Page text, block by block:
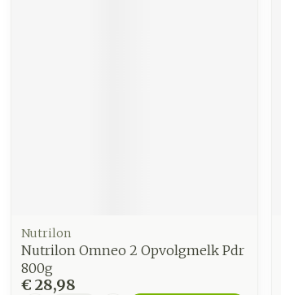
Nutrilon
Nutrilon Omneo 2 Opvolgmelk Pdr
800g
€ 28,98